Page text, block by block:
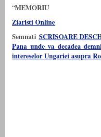
“MEMORIU
Ziaristi Online
Semnati SCRISOARE
Pana unde va decadea
intereselor Ungariei asupra